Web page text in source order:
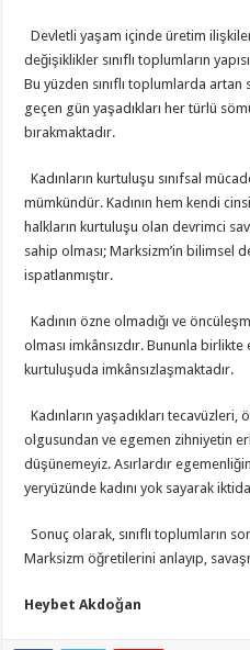
Devletli yaşam içinde üretim
değişiklikler sınıflı toplumların
Bu yüzden sınıflı toplumlarda artan
geçen gün yaşadıkları her türlü
bırakmaktadır.
Kadınların kurtuluşu sınıfsal
mümkündür. Kadının hem kendi
halkların kurtuluşu olan devrimci
sahip olması; Marksizm’in bilimsel
ispatlanmıştır.
Kadının özne olmadığı ve
olması imkânsızdır. Bununla
kurtuluşuda imkânsızlaşmaktadır.
Kadınların yaşadıkları
olgusundan ve egemen zihniyetin
düşünemeyiz. Asırlardır
yeryüzünde kadını yok sayarak
Sonuç olarak, sınıflı toplumların
Marksizm öğretilerini anlayıp,
Heybet Akdoğan